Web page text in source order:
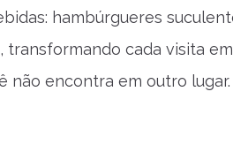
hambúrgueres
cada visita
não encontra em outro lugar.